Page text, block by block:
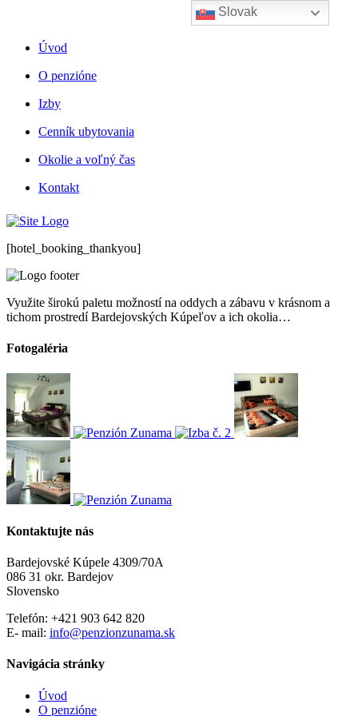
contentÚvod
O penzióne
Izby
Cenník ubytovania
Okolie a voľný čas
Kontakt
[hotel_booking_thankyou]
Využite širokú paletu možností na oddych a zábavu v krásnom a
tichom prostredí Bardejovských Kúpeľov a ich okolia…
Fotogaléria
Kontaktujte nás
Bardejovské Kúpele 4309/70A
086 31 okr. Bardejov
Slovensko
Telefón: +421 903 642 820
E- mail: info@penzionzunama.sk
Navigácia stránky
Úvod
O penzióne
Slovak